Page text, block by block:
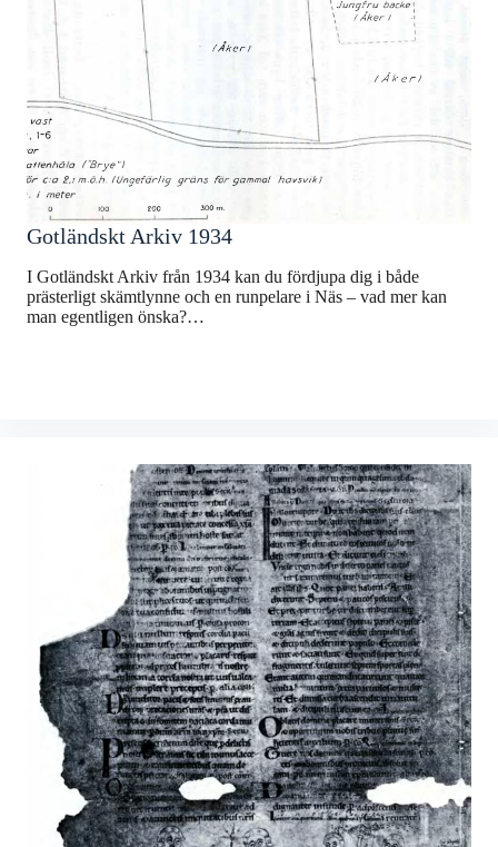
Gotländskt Arkiv 1934
I Gotländskt Arkiv från 1934 kan du fördjupa dig i både
prästerligt skämtlynne och en runpelare i Näs – vad mer kan
man egentligen önska?…